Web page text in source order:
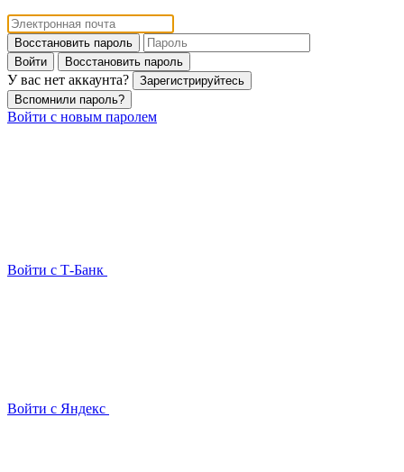
Восстановить пароль
Войти
Восстановить пароль
У вас нет аккаунта?
Зарегистрируйтесь
Вспомнили пароль?
Войти с новым паролем
Войти с Т-Банк
Войти с Яндекс